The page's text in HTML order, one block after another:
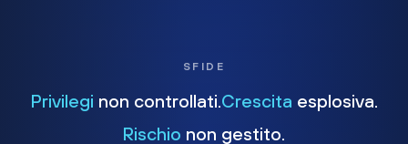
SFIDE
Privilegi non controllati. Crescita esplosiva.
Rischio non gestito.